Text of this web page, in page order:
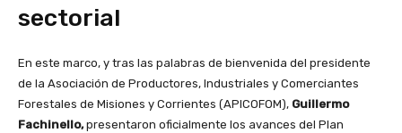
sectorial
En este marco, y tras las palabras de bienvenida del presidente
de la Asociación de Productores, Industriales y Comerciantes
Forestales de Misiones y Corrientes (APICOFOM), Guillermo
Fachinello,presentaron oficialmente los avances del Plan